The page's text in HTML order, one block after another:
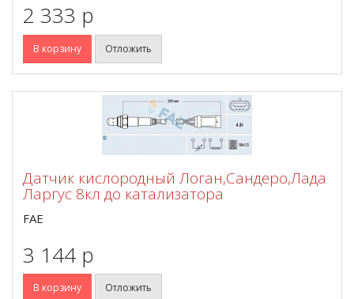
2 333 p
В корзину Отложить
Датчик кислородный Логан,Сандеро,Лада
Ларгус 8кл до катализатора
FAE
3 144 p
В корзину Отложить